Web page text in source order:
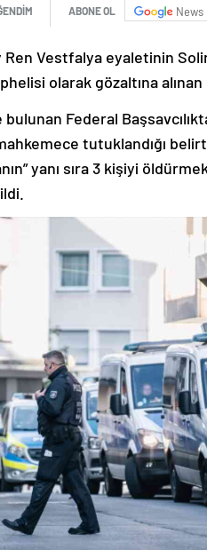
ABONE OL News
Ren Vestfalya eyaletinin
olarak gözaltına
Federal
mahkemece tutuklandığı
yanı sıra 3 kişiyi